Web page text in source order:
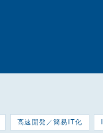
高速開発／簡易IT化